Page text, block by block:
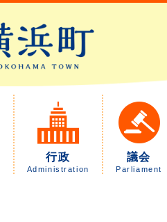
行政
Administration
議会
Parliament